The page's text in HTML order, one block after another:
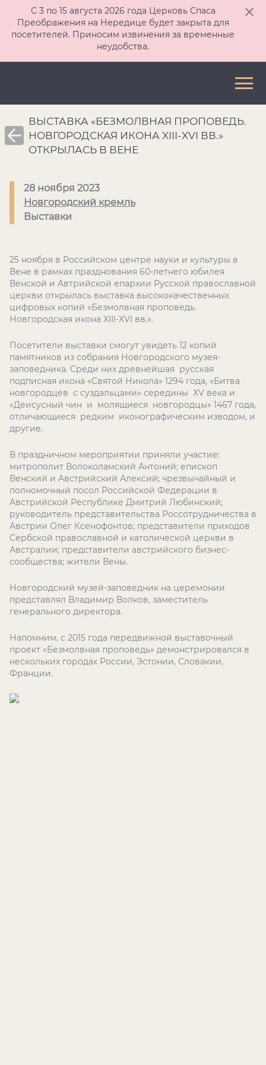
С 3 по 15 августа 2026 года Церковь Спаса
Преображения на Нередице будет закрыта для
посетителей. Приносим извинения за временные
неудобства.
ВЫСТАВКА «БЕЗМОЛВНАЯ ПРОПОВЕДЬ.
НОВГОРОДСКАЯ ИКОНА XIII-XVI ВВ.»
ОТКРЫЛАСЬ В ВЕНЕ
28 ноября 2023
Новгородский кремль
Выставки
25 ноября в Российском центре науки и культуры в
Вене в рамках празднования 60-летнего юбилея
Венской и Автрийской епархии Русской православной
церкви открылась выставка высококачественных
цифровых копий «Безмолвная проповедь.
Новгородская икона XIII-XVI вв.».
Посетители выставки смогут увидеть 12 копий
памятников из собрания Новгородского музея-
заповедника. Среди них древнейшая русская
подписная икона «Святой Никола» 1294 года, «Битва
новгородцев с суздальцами» середины ХV века и
«Деисусный чин и молящиеся новгородцы» 1467 года,
отличающиеся редким иконографическим изводом, и
другие.
В праздничном мероприятии приняли участие:
митрополит Волоколамский Антоний; епископ
Венский и Австрийский Алексий; чрезвычайный и
полномочный посол Российской Федерации в
Австрийской Республике Дмитрий Любинский;
руководитель представительства Россотрудничества в
Австрии Олег Ксенофонтов; представители приходов
Сербской православной и католической церкви в
Австралии; представители австрийского бизнес-
сообщества; жители Вены.
Новгородский музей-заповедник на церемонии
представлял Владимир Волков, заместитель
генерального директора.
Напомним, с 2015 года передвижной выставочный
проект «Безмолвная проповедь» демонстрировался в
нескольких городах России, Эстонии, Словакии,
Франции.